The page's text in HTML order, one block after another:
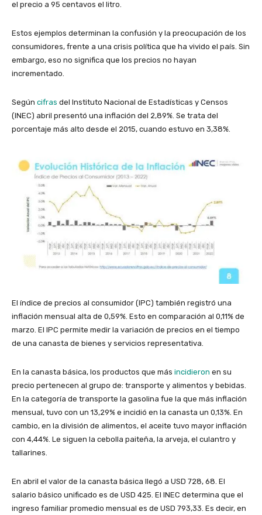
el precio a 95 centavos el litro.
Estos ejemplos determinan la confusión y la preocupación de los
consumidores, frente a una crisis política que ha vivido el país. Sin
embargo, eso no significa que los precios no hayan
incrementado.
Según cifras del Instituto Nacional de Estadísticas y Censos
(INEC) abril presentó una inflación del 2,89%. Se trata del
porcentaje más alto desde el 2015, cuando estuvo en 3,38%.
El índice de precios al consumidor (IPC) también registró una
inflación mensual alta de 0,59%. Esto en comparación al 0,11% de
marzo. El IPC permite medir la variación de precios en el tiempo
de una canasta de bienes y servicios representativa.
En la canasta básica, los productos que más incidieron en su
precio pertenecen al grupo de: transporte y alimentos y bebidas.
En la categoría de transporte la gasolina fue la que más inflación
mensual, tuvo con un 13,29% e incidió en la canasta un 0,13%. En
cambio, en la división de alimentos, el aceite tuvo mayor inflación
con 4,44%. Le siguen la cebolla paiteña, la arveja, el culantro y
tallarines.
En abril el valor de la canasta básica llegó a USD 728, 68. El
salario básico unificado es de USD 425. El INEC determina que el
ingreso familiar promedio mensual es de USD 793,33. Es decir, en